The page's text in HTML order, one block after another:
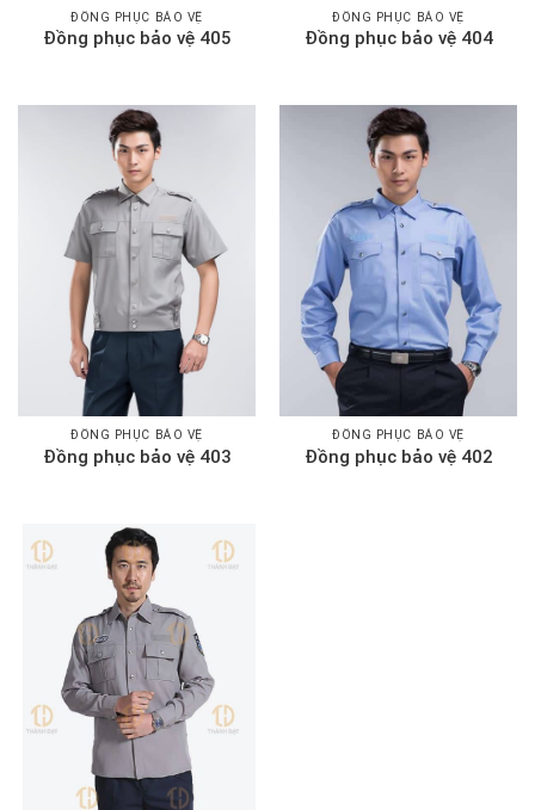
ĐỒNG PHỤC BẢO VỆ
Đồng phục bảo vệ 405
ĐỒNG PHỤC BẢO VỆ
Đồng phục bảo vệ 404
ĐỒNG PHỤC BẢO VỆ
Đồng phục bảo vệ 403
ĐỒNG PHỤC BẢO VỆ
Đồng phục bảo vệ 402